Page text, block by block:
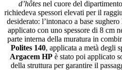
d’hôtesnel cuore del
richiedeva spessori elevati per il
desiderato: l’intonaco a base sughero
applicato con uno spessore di 8 cm
parte interna della muratura in
Polites 140, applicata a metà degli
Argacem HP è stato poi applicato
della struttura per garantire il